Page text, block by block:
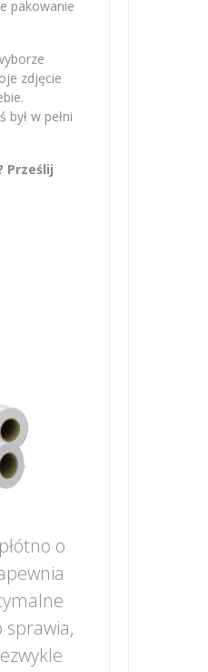
pakowanie
zdjęcie
w pełni
Prześlij
o
sprawia,